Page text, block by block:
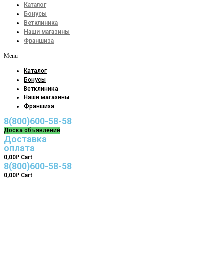
Каталог
Бонусы
Ветклиника
Наши магазины
Франшиза
Menu
Каталог
Бонусы
Ветклиника
Наши магазины
Франшиза
8(800)600-58-58
Доска объявлений
Доставка
оплата
0,00Р Cart
8(800)600-58-58
0,00Р Cart